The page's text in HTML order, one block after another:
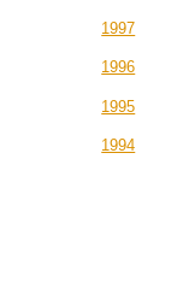
1997
1996
1995
1994